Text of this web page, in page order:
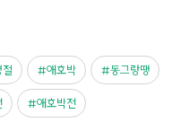
절 애호박 동그랑땡
애호박전